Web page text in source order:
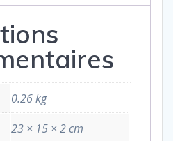
0.26 kg
23 × 15 × 2 cm